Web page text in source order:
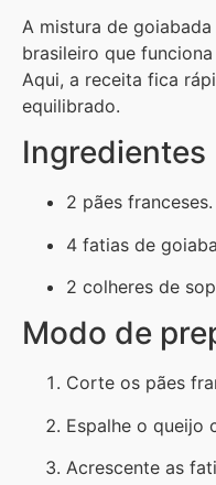
A mistura de
brasileiro que
Aqui, a receita fica
equilibrado.
Ingredientes
2 pães franceses.
4 fatias de
2 colheres de
Modo de
Corte os pães
Espalhe o queijo
Acrescente as